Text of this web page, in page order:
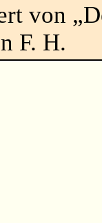
von
F. H.